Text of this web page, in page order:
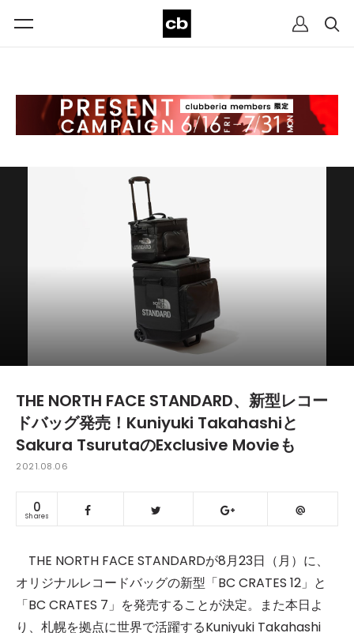
THE NORTH FACE STANDARD、新型レコー
ドバッグ発売！Kuniyuki Takahashiと
Sakura TsurutaのExclusive Movieも
2021.08.06
0
Shares
THE NORTH FACE STANDARDが8月23日（月）に、
オリジナルレコードバッグの新型「BC CRATES 12」と
「BC CRATES 7」を発売することが決定。また本日よ
り、札幌を拠点に世界で活躍するKuniyuki Takahashi